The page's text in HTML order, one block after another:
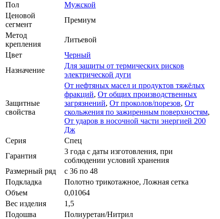
Пол
Мужской
Ценовой
сегмент
Премиум
Метод
крепления
Литьевой
Цвет
Черный
Назначение
Для защиты от термических рисков
электрической дуги
Защитные
свойства
От нефтяных масел и продуктов тяжёлых
фракций, От общих производственных
загрязнений, От проколов/порезов, От
скольжения по зажиренным поверхностям,
От ударов в носочной части энергией 200
Дж
Серия
Спец
Гарантия
3 года с даты изготовления, при
соблюдении условий хранения
Размерный ряд
с 36 по 48
Подкладка
Полотно трикотажное, Ложная сетка
Объем
0,01064
Вес изделия
1,5
Подошва
Полиуретан/Нитрил